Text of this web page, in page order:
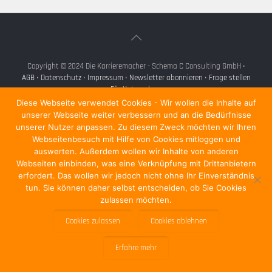
Copyright © 2024 Die Karrieremacher - Schema C Consulting GmbH •
AGB• Datenschutz• Impressum • Newsletter abonnieren • Frage stellen
•Für Unternehmen
•
Diese Webseite verwendet Cookies - Wir wollen die Inhalte auf
unserer Webseite weiter verbessern und an die Bedürfnisse
unserer Nutzer anpassen. Zu diesem Zweck möchten wir Ihren
Webseitenbesuch mit Hilfe von Cookies mitloggen und
auswerten. Außerdem wollen wir Inhalte von anderen
Webseiten einbinden, was eine Verknüpfung mit Drittanbietern
erfordert. Das wollen wir jedoch nicht ohne Ihr Einverständnis
tun. Sie können daher selbst entscheiden, ob Sie Cookies
zulassen möchten.
Cookies zulassen Cookies ablehnen
Erfahre mehr